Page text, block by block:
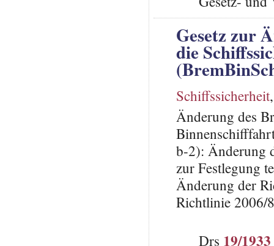
Gesetz zur
die
Schiffssicherheit
Änderung des
b-2): Änderung
zur Festlegung
Änderung der
Richtlinie 2006/
Drs 19/1933